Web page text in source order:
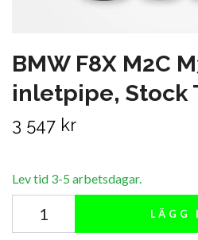
BMW F8X M2C
inletpipe, Stock
3 547 kr
Lev tid 3-5 arbetsdagar.
LÄGG